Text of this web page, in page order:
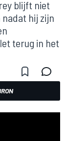
blijft niet
hij zijn
terug in het